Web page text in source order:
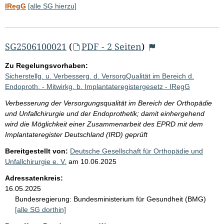
IRegG [alle SG hierzu]
SG2506100021 ( PDF - 2 Seiten)
Zu Regelungsvorhaben:
Sicherstellg. u. Verbesserg. d. VersorgQualität im Bereich d.
Endoproth. - Mitwirkg. b. Implantateregistergesetz - IRegG
Verbesserung der Versorgungsqualität im Bereich der Orthopädie
und Unfallchirurgie und der Endoprothetik; damit einhergehend
wird die Möglichkeit einer Zusammenarbeit des EPRD mit dem
Implantateregister Deutschland (IRD) geprüft
Bereitgestellt von: Deutsche Gesellschaft für Orthopädie und
Unfallchirurgie e. V. am 10.06.2025
Adressatenkreis:
16.05.2025
Bundesregierung: Bundesministerium für Gesundheit (BMG)
[alle SG dorthin]